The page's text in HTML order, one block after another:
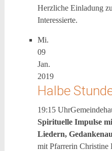
Herzliche Einladung
Interessierte.
Mi.
09
Jan.
2019
Halbe
19:15 Uhr
Spirituelle Impulse
Liedern,
mit Pfarrerin Christine